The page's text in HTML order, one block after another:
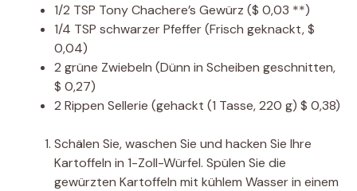
1/2 TSP Tony Chachere’s Gewürz ($ 0,03 **)
1/4 TSP schwarzer Pfeffer(Frisch geknackt, $
0,04)
2 grüne Zwiebeln (Dünn in Scheiben geschnitten,
$ 0,27)
2 Rippen Sellerie (gehackt (1 Tasse, 220 g) $ 0,38)
Schälen Sie, waschen Sie und hacken Sie Ihre
Kartoffeln in 1-Zoll-Würfel. Spülen Sie die
gewürzten Kartoffeln mit kühlem Wasser in einem